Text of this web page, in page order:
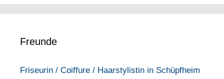
Freunde
Friseurin / Coiffure / Haarstylistin in Schüpfheim